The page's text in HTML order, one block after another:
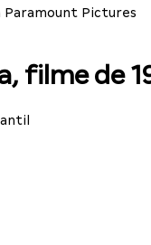
Paramount Pictures
filme de